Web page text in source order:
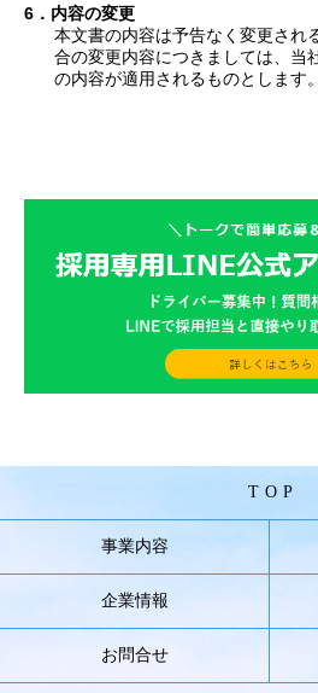
内容の変更
本文書の内容は予告なく変更され
合の変更内容につきましては、当
の内容が適用されるものとします。
TOP
事業内容
企業情報
お問合せ